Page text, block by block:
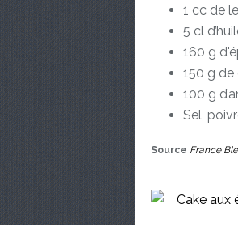
1 cc de
5 cl
160 g
150 g de
100 g
Sel,
Source France